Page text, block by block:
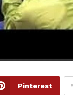
Pinterest